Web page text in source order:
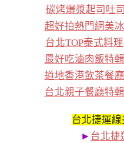
碳烤爆漿起司吐司
超好拍熱門網美冰
台北TOP泰式料理
最好吃滷肉飯特輯
道地香港飲茶餐廳
台北親子餐廳特輯
台北捷運
► 台北捷